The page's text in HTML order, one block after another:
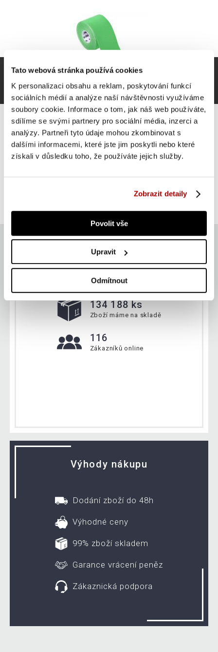
Tato webová stránka používá cookies
K personalizaci obsahu a reklam, poskytování funkcí
sociálních médií a analýze naší návštěvnosti využíváme
soubory cookie. Informace o tom, jak náš web používáte,
sdílíme se svými partnery pro sociální média, inzerci a
analýzy. Partneři tyto údaje mohou zkombinovat s
dalšími informacemi, které jste jim poskytli nebo které
získali v důsledku toho, že používáte jejich služby.
Zobrazit detaily
Povolit vše
Upravit
Odmítnout
Gorilla Sports Tejpovací páska, světle zelená, 5 cm
Aktuálně
134 188 ks
Zboží máme na skladě
116
Zákazníků online
Výhody nákupu
Dodání zboží do 48h
Výhodné ceny
99% zboží skladem
Garance vrácení peněz
Zákaznická podpora